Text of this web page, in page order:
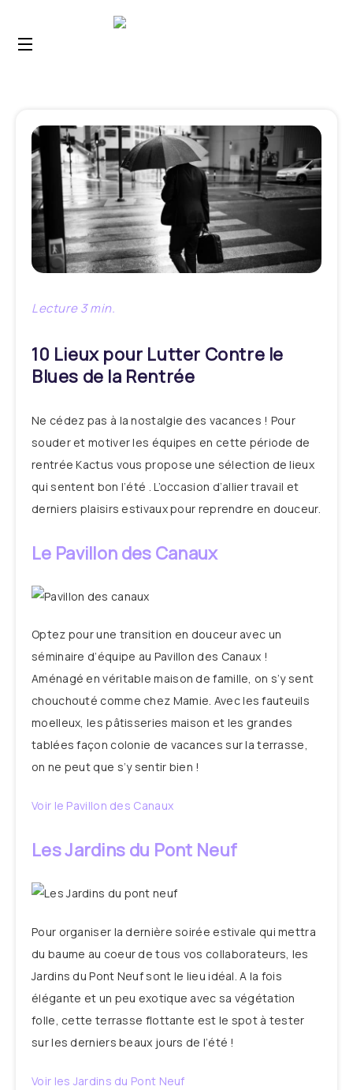
10 Lieux pour Lutter Contre le
Blues de la Rentrée
Ne cédez pas à la nostalgie des vacances ! Pour
souder et motiver les équipes en cette période de
rentrée Kactus vous propose une sélection de lieux
qui sentent bon l’été . L’occasion d’allier travail et
derniers plaisirs estivaux pour reprendre en douceur.
Le Pavillon des Canaux
Optez pour une transition en douceur avec un
séminaire d’équipe au Pavillon des Canaux !
Aménagé en véritable maison de famille, on s’y sent
chouchouté comme chez Mamie. Avec les fauteuils
moelleux, les pâtisseries maison et les grandes
tablées façon colonie de vacances sur la terrasse,
on ne peut que s’y sentir bien !
Voir le Pavillon des Canaux
Les Jardins du Pont Neuf
Pour organiser la dernière soirée estivale qui mettra
du baume au coeur de tous vos collaborateurs, les
Jardins du Pont Neuf sont le lieu idéal. A la fois
élégante et un peu exotique avec sa végétation
folle, cette terrasse flottante est le spot à tester
sur les derniers beaux jours de l’été !
Voir les Jardins du Pont Neuf